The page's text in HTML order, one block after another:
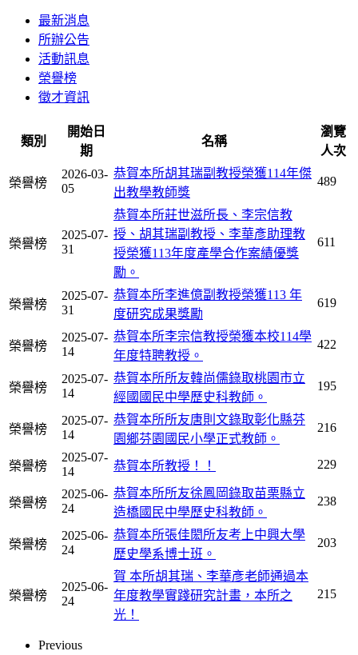
最新消息
所辦公告
活動訊息
榮譽榜
徵才資訊
類別
開始日
期
名稱
瀏覽
人次
榮譽榜
2026-03-
05
恭賀本所胡其瑞副教授榮獲114年傑
出教學教師獎
489
榮譽榜
2025-07-
31
恭賀本所莊世滋所長、李宗信教
授、胡其瑞副教授、李華彥助理教
授榮獲113年度產學合作案績優獎
勵。
611
榮譽榜
2025-07-
31
恭賀本所李進億副教授榮獲113 年
度研究成果獎勵
619
榮譽榜
2025-07-
14
恭賀本所李宗信教授榮獲本校114學
年度特聘教授。
422
榮譽榜
2025-07-
14
恭賀本所所友韓尚儒錄取桃園市立
經國國民中學歷史科教師。
195
榮譽榜
2025-07-
14
恭賀本所所友唐則文錄取彰化縣芬
園鄉芬園國民小學正式教師。
216
榮譽榜
2025-07-
14
恭賀本所教授！！ 229
榮譽榜
2025-06-
24
恭賀本所所友徐鳳岡錄取苗栗縣立
造橋國民中學歷史科教師。
238
榮譽榜
2025-06-
24
恭賀本所張佳閎所友考上中興大學
歷史學系博士班。
203
榮譽榜
2025-06-
24
賀 本所胡其瑞、李華彥老師通過本
年度教學實踐研究計畫，本所之
光！
215
Previous